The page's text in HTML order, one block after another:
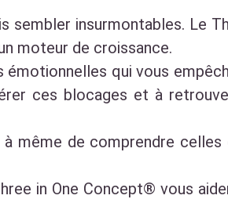
sembler insurmontables. Le
moteur de croissance.
émotionnelles qui vous
ces blocages et à
même de comprendre celles
in One Concept® vous